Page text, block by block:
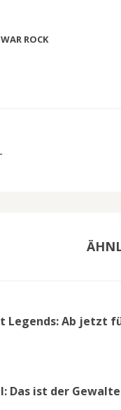
WAR ROCK
Legends: Ab jetzt
Das ist der